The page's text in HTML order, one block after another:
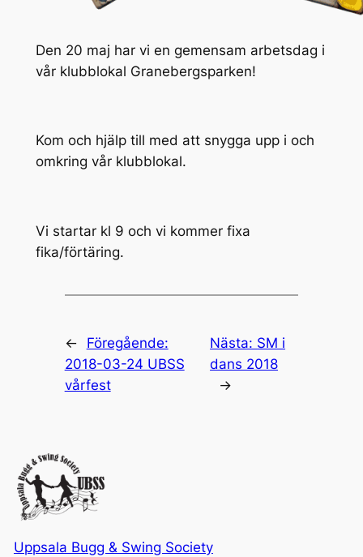
Den 20 maj har vi en gemensam arbetsdag i
vår klubblokal Granebergsparken!
Kom och hjälp till med att snygga upp i och
omkring vår klubblokal.
Vi startar kl 9 och vi kommer fixa
fika/förtäring.
←
Föregående:
2018-03-24 UBSS
vårfest
Nästa: SM i
dans 2018
→
Uppsala Bugg & Swing Society